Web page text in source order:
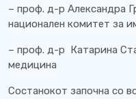
– проф. д-р Александра
национален комитет за
– проф. д-р Катарина
медицина
Состанокот започна со